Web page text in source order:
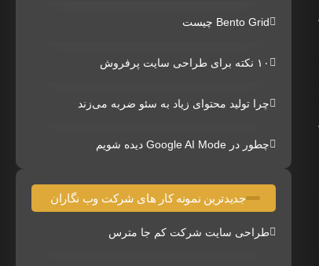
Bento Grid چیست
۱۰ نکته برای طراحی سایت پرفروش
چرا تولید محتوای زیاد به سئو ضربه می‌زند
چطور در Google AI Mode دیده شویم
جدیدترین نمونه کار های شرکت وب نگاران
طراحی سایت شرکت کم جا مترس